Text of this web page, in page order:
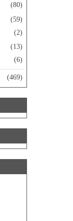
(80)
(59)
(2)
(13)
(6)
(469)